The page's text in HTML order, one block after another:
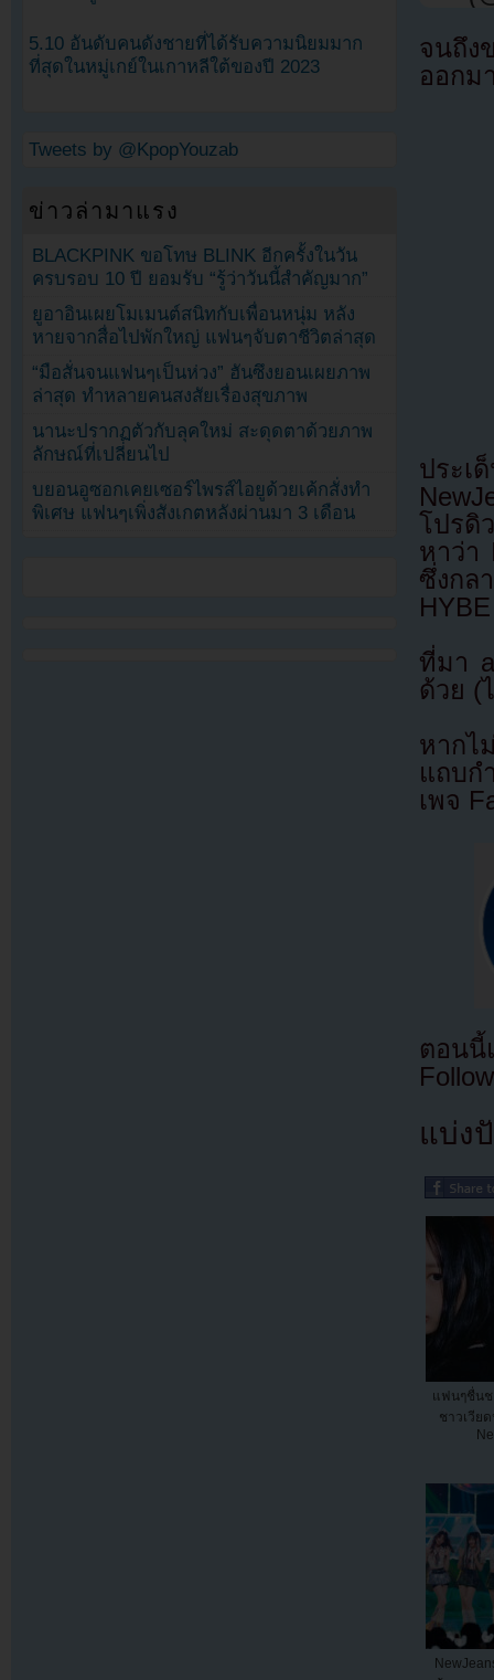
จนถึง
ออกม
ประ
โปรดิ
หาว่า
ซึ่งกล
ที่มา
ด้วย (
หากไ
แถบก
เพจ
ตอนนี้
แบ่ง
แฟนๆชื่นช
ชาวเวีย
5.10 อันดับคนดังชายที่ได้รับความนิยมมาก
ที่สุดในหมู่เกย์ในเกาหลีใต้ของปี 2023
Tweets by @KpopYouzab
ข่าวล่ามาแรง
BLACKPINK ขอโทษ BLINK อีกครั้งในวัน
ครบรอบ 10 ปี ยอมรับ “รู้ว่าวันนี้สำคัญมาก”
ยูอาอินเผยโมเมนต์สนิทกับเพื่อนหนุ่ม หลัง
หายจากสื่อไปพักใหญ่ แฟนๆจับตาชีวิตล่าสุด
“มือสั่นจนแฟนๆเป็นห่วง” ฮันซึงยอนเผยภาพ
ล่าสุด ทำหลายคนสงสัยเรื่องสุขภาพ
นานะปรากฏตัวกับลุคใหม่ สะดุดตาด้วยภาพ
ลักษณ์ที่เปลี่ยนไป
บยอนอูซอกเคยเซอร์ไพรส์ไอยูด้วยเค้กสั่งทำ
พิเศษ แฟนๆเพิ่งสังเกตหลังผ่านมา 3 เดือน